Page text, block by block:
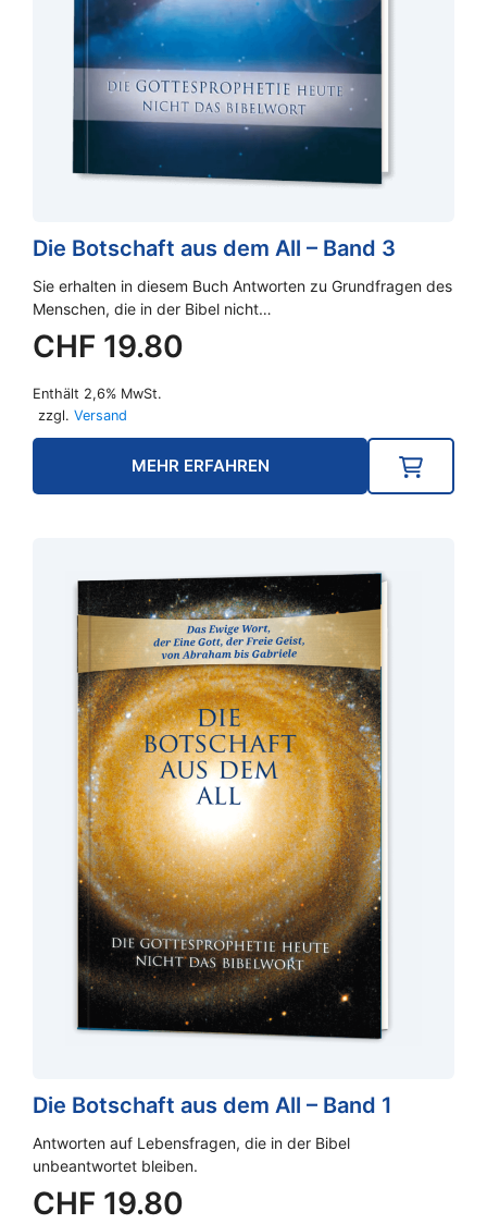
Die Botschaft aus dem All – Band 3
Sie erhalten in diesem Buch Antworten zu Grundfragen des
Menschen, die in der Bibel nicht…
CHF 19.80
Enthält 2,6% MwSt.
zzgl. Versand
MEHR ERFAHREN
Die Botschaft aus dem All – Band 1
Antworten auf Lebensfragen, die in der Bibel
unbeantwortet bleiben.
CHF 19.80